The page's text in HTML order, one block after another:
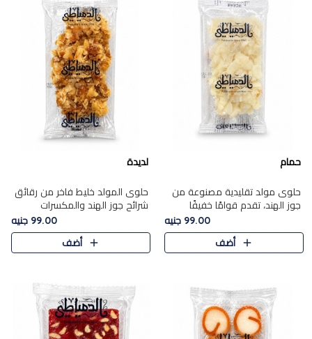
حمام
حلوى مولد تقليدية مصنوعة من
جوز الهند، تقدم قوامًا خفيفًا
ونكهة شرقية أصيلة تجسد روح
الـموسم الأعياد.
99.00 جنيه
أضف
لديدة
حلوى المولد خليط فاخر من رقائق
شرائح جوز الهند والمكسرات
المحمصة، متماسك بشراب حلاوة
الكراميل الخفيفة ليمنحك قرمشة
غنية ومذاقًا شرقيًا أصيلً..
99.00 جنيه
أضف